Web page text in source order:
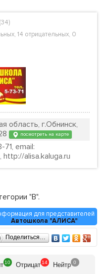
, 14 отрицательных, 0
область, г.Обнинск,
посмотреть на карте
email:
http://alisa.kaluga.ru
"В".
для представителей
Автошкола "АЛИСА"
Поделиться…
10 Отрицат 14 Нейтр 0